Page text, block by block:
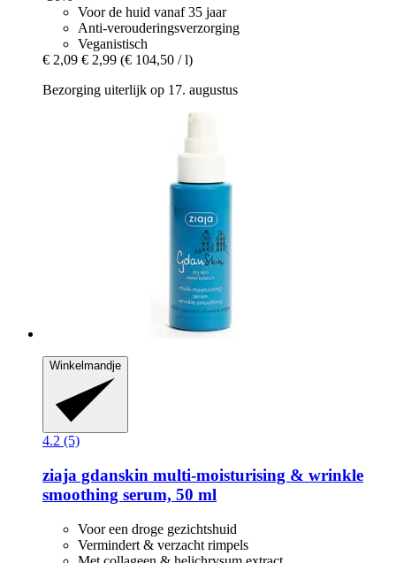
Voor de huid vanaf 35 jaar
Anti-verouderingsverzorging
Veganistisch
€ 2,09 € 2,99 (€ 104,50 / l)
Bezorging uiterlijk op 17. augustus
Winkelmandje
4.2 (5)
ziaja gdanskin multi-​moisturising & wrinkle
smoothing serum, 50 ml
Voor een droge gezichtshuid
Vermindert & verzacht rimpels